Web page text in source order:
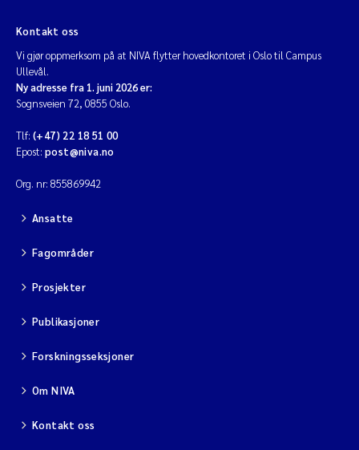
Kontakt oss
Vi gjør oppmerksom på at NIVA flytter hovedkontoret i Oslo til Campus
Ullevål.
Ny adresse fra 1. juni 2026 er:
Sognsveien 72, 0855 Oslo.
Tlf: (+47) 22 18 51 00
Epost: post@niva.no
Org. nr: 855869942
Ansatte
Fagområder
Prosjekter
Publikasjoner
Forskningsseksjoner
Om NIVA
Kontakt oss